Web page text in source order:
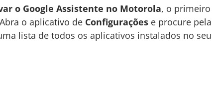
o Google Assistente no Motorola, o primeiro
o aplicativo de Configurações e procure
lista de todos os aplicativos instalados no